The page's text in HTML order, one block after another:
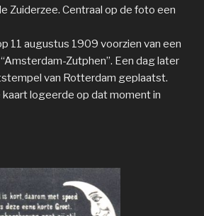
Zuiderzee. Centraal op de foto een
11 augustus 1909 voorzien van een
Zutphen”. Een dag later
van Rotterdam geplaatst.
kaart logeerde op dat moment in